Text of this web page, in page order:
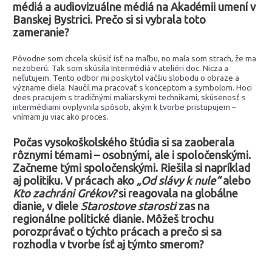
médiá a audiovizuálne médiá na Akadémii umení v
Banskej Bystrici. Prečo si si vybrala toto
zameranie?
Pôvodne som chcela skúsiť ísť na maľbu, no mala som strach, že ma
nezoberú. Tak som skúsila Intermédiá v ateliéri doc. Nicza a
neľutujem. Tento odbor mi poskytol väčšiu slobodu o obraze a
význame diela. Naučil ma pracovať s konceptom a symbolom. Hoci
dnes pracujem s tradičnými maliarskymi technikami, skúsenosť s
intermédiami ovplyvnila spôsob, akým k tvorbe pristupujem –
vnímam ju viac ako proces.
Počas vysokoškolského štúdia si sa zaoberala
rôznymi témami – osobnými, ale i spoločenskými.
Začneme tými spoločenskými. Riešila si napríklad
aj politiku. V prácach ako „Od slávy k nule“alebo
Kto zachráni Grékov?si reagovala na globálne
dianie, v diele Starostove starostizas na
regionálne politické dianie. Môžeš trochu
porozprávať o týchto prácach a prečo si sa
rozhodla v tvorbe ísť aj týmto smerom?